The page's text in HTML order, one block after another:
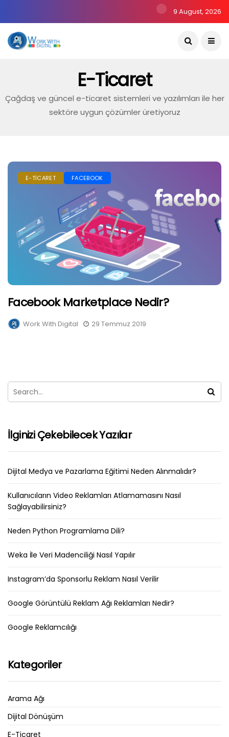
9 August, 2026
E-Ticaret
Çağdaş ve güncel e-ticaret sistemleri ve yazılımları ile her
sektöre uygun çözümler üretiyoruz
E-TICARET FACEBOOK
Facebook Marketplace Nedir?
Work With Digital 29 Temmuz 2019
İlginizi Çekebilecek Yazılar
Dijital Medya ve Pazarlama Eğitimi Neden Alınmalıdır?
Kullanıcıların Video Reklamları Atlamamasını Nasıl
Sağlayabilirsiniz?
Neden Python Programlama Dili?
Weka İle Veri Madenciliği Nasıl Yapılır
Instagram’da Sponsorlu Reklam Nasıl Verilir
Google Görüntülü Reklam Ağı Reklamları Nedir?
Google Reklamcılığı
Kategoriler
Arama Ağı
Dijital Dönüşüm
E-Ticaret